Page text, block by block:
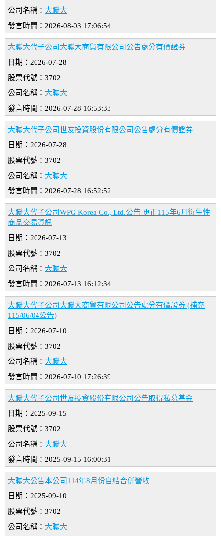
公司名稱： 大聯大
發言時間：2026-08-03 17:06:54
大聯大代子公司大聯大商貿有限公司公告處分有價證券
日期：2026-07-28
股票代號：3702
公司名稱： 大聯大
發言時間：2026-07-28 16:53:33
大聯大代子公司世友投資股份有限公司公告處分有價證券
日期：2026-07-28
股票代號：3702
公司名稱： 大聯大
發言時間：2026-07-28 16:52:52
大聯大代子公司WPG Korea Co., Ltd.公告 更正115年6月衍生性
商品交易資訊
日期：2026-07-13
股票代號：3702
公司名稱： 大聯大
發言時間：2026-07-13 16:12:34
大聯大代子公司大聯大商貿有限公司公告處分有價證券 (補充
115/06/04公告)
日期：2026-07-10
股票代號：3702
公司名稱： 大聯大
發言時間：2026-07-10 17:26:39
大聯大代子公司世友投資股份有限公司公告取得私募基金
日期：2025-09-15
股票代號：3702
公司名稱： 大聯大
發言時間：2025-09-15 16:00:31
大聯大公告本公司114年8月份自結合併營收
日期：2025-09-10
股票代號：3702
公司名稱： 大聯大